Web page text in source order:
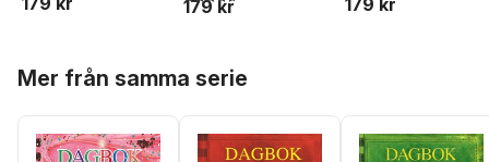
179 kr 179 kr
Mer från samma serie